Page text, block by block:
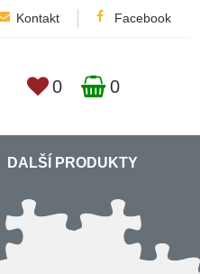
Kontakt Facebook
0 0
DALŠÍ PRODUKTY